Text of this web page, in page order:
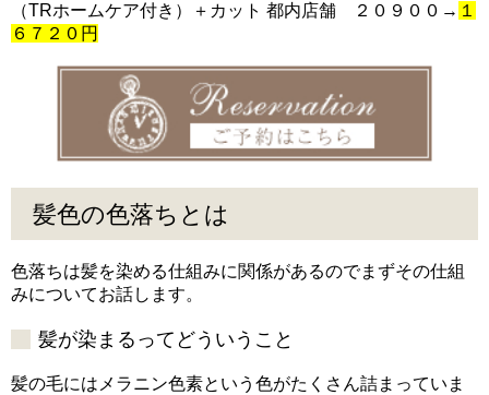
（TRホームケア付き）＋カット 都内店舗 ２０９００→ １
６７２０円
髪色の色落ちとは
色落ちは髪を染める仕組みに関係があるのでまずその仕組
みについてお話します。
髪が染まるってどういうこと
髪の毛にはメラニン色素という色がたくさん詰まっていま